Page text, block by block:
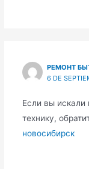
РЕМОНТ
6 DE
Если вы искали
технику,
новосибирск